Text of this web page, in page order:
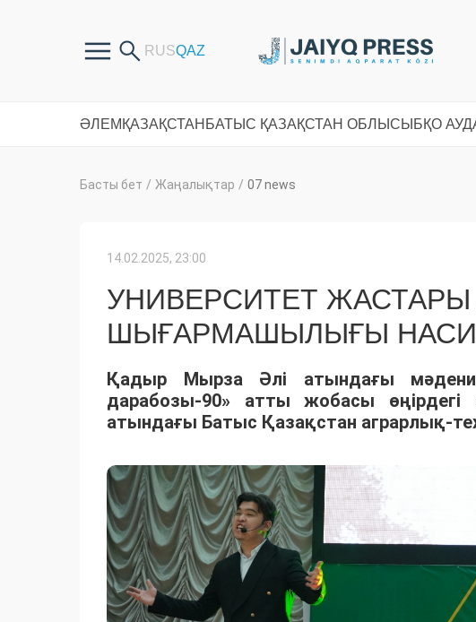
ӘЛЕМ ҚАЗАҚСТАН БАТЫС ҚАЗАҚСТАН ОБЛЫСЫ БҚО
Басты бет / Жаңалықтар / 07 news
14.02.2025, 23:00
УНИВЕРСИТЕТ
ШЫҒАРМАШЫЛЫҒЫ
Қадыр Мырза Әлі атындағы
дарабозы-90» атты жобасы
атындағы Батыс Қазақстан аграрлық-